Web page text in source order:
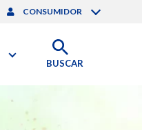
CONSUMIDOR
BUSCAR